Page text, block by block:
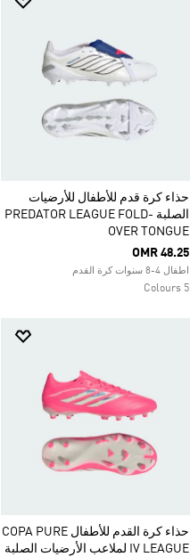
حذاء كرة قدم للأطفال للأرضيات
الصلبة PREDATOR LEAGUE FOLD-
OVER TONGUE
OMR 48.25
اطفال 4-8 سنوات كرة القدم
5 Colours
حذاء كرة القدم للأطفال COPA PURE
IV LEAGUE لملاعب الأرضيات الصلبة